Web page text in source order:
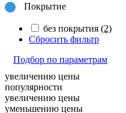
Покрытие
без покрытия (2)
Сбросить фильтр
Подбор по параметрам
увеличению цены
популярности
увеличению цены
уменьшению цены